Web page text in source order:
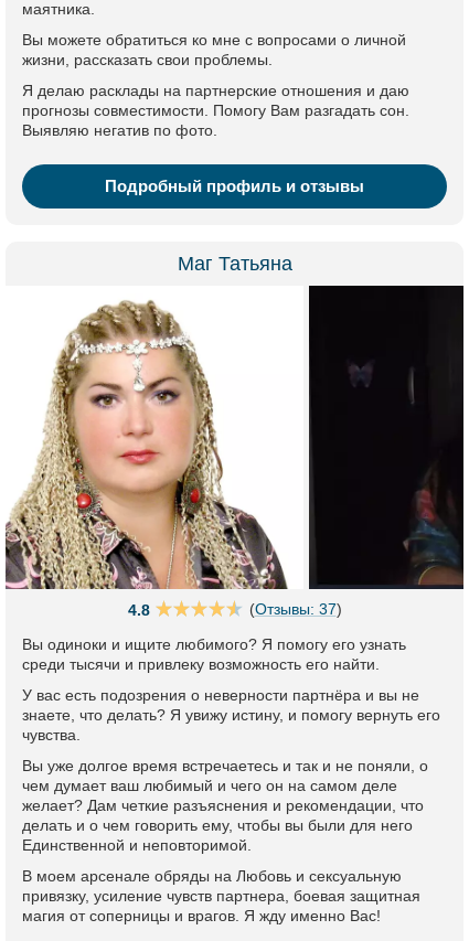
маятника.
Вы можете обратиться ко мне с вопросами о личной
жизни, рассказать свои проблемы.
Я делаю расклады на партнерские отношения и даю
прогнозы совместимости. Помогу Вам разгадать сон.
Выявляю негатив по фото.
Подробный профиль и отзывы
Маг Татьяна
4.8 (Отзывы: 37)
Вы одиноки и ищите любимого? Я помогу его узнать
среди тысячи и привлеку возможность его найти.
У вас есть подозрения о неверности партнёра и вы не
знаете, что делать? Я увижу истину, и помогу вернуть его
чувства.
Вы уже долгое время встречаетесь и так и не поняли, о
чем думает ваш любимый и чего он на самом деле
желает? Дам четкие разъяснения и рекомендации, что
делать и о чем говорить ему, чтобы вы были для него
Единственной и неповторимой.
В моем арсенале обряды на Любовь и сексуальную
привязку, усиление чувств партнера, боевая защитная
магия от соперницы и врагов. Я жду именно Вас!